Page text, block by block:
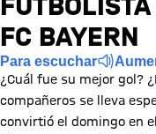
FC BAYERN
Para escuchar
¿Cuál fue su mejor gol?
compañeros se lleva
convirtió el domingo en el